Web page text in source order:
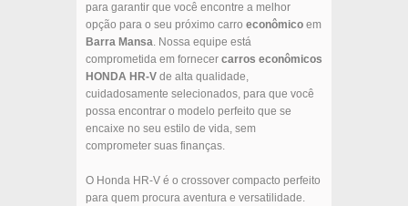
para garantir que você encontre a melhor
opção para o seu próximo carro econômico em
Barra Mansa. Nossa equipe está
comprometida em fornecer carros econômicos
HONDA HR-V de alta qualidade,
cuidadosamente selecionados, para que você
possa encontrar o modelo perfeito que se
encaixe no seu estilo de vida, sem
comprometer suas finanças.
O Honda HR-V é o crossover compacto perfeito
para quem procura aventura e versatilidade.